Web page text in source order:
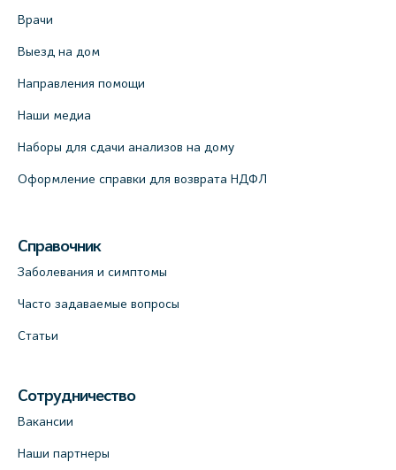
Врачи
Выезд на дом
Направления помощи
Наши медиа
Наборы для сдачи анализов на дому
Оформление справки для возврата НДФЛ
Справочник
Заболевания и симптомы
Часто задаваемые вопросы
Статьи
Сотрудничество
Вакансии
Наши партнеры